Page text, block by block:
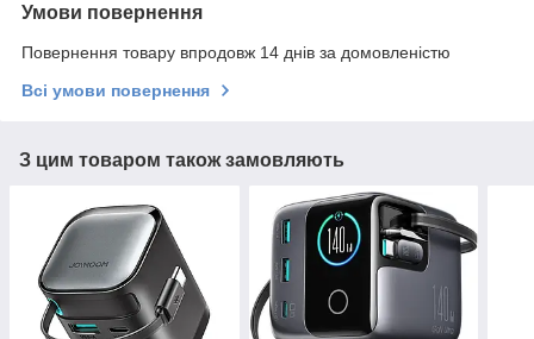
Умови повернення
Повернення товару впродовж 14 днів за домовленістю
Всі умови повернення
З цим товаром також замовляють